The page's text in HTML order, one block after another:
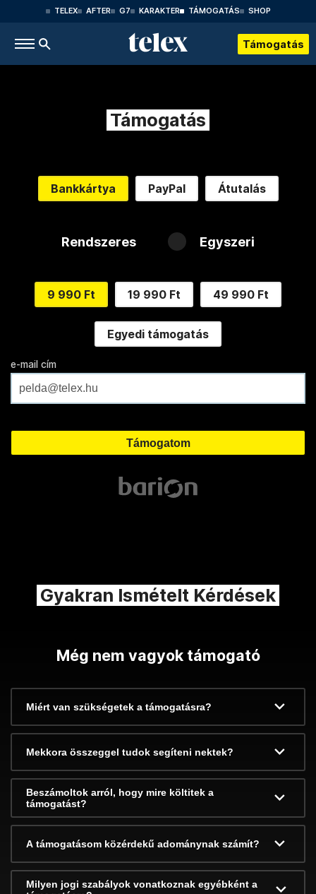
TELEX AFTER G7 KARAKTER TÁMOGATÁS SHOP
Támogatás
Támogatás
Bankkártya PayPal Átutalás
Rendszeres Egyszeri
9 990 Ft 19 990 Ft 49 990 Ft
Egyedi támogatás
e-mail cím
Gyakran Ismételt Kérdések
Még nem vagyok támogató
Miért van szükségetek a támogatásra?
Mekkora összeggel tudok segíteni nektek?
Beszámoltok arról, hogy mire költitek a
támogatást?
A támogatásom közérdekű adománynak számít?
Milyen jogi szabályok vonatkoznak egyébként a